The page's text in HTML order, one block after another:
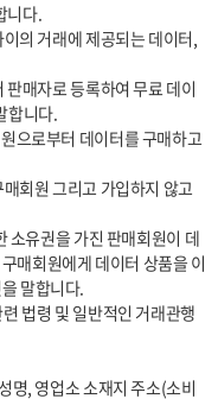
니다.
합니다.
매회원에게 데이터 상품을 이
말합니다.